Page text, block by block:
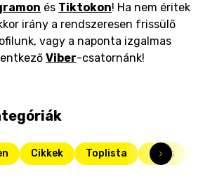
és Tiktokon! Ha nem éritek
irány a rendszeresen frissülő
vagy a naponta izgalmas
Viber-csatornánk!
Cikkek Toplista Friss